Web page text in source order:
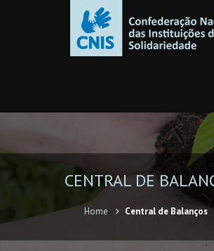
CENTRAL DE
Home Central de Balanços